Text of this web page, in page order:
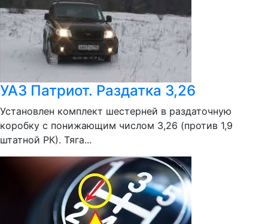
УАЗ Патриот. Раздатка 3,26
Установлен комплект шестерней в раздаточную
коробку с понижающим числом 3,26 (против 1,9
штатной РК). Тяга...